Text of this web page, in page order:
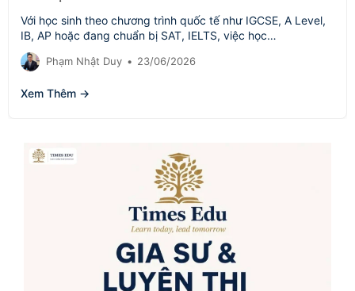
Với học sinh theo chương trình quốc tế như IGCSE, A Level,
IB, AP hoặc đang chuẩn bị SAT, IELTS, việc học…
Phạm Nhật Duy • 23/06/2026
Xem Thêm →